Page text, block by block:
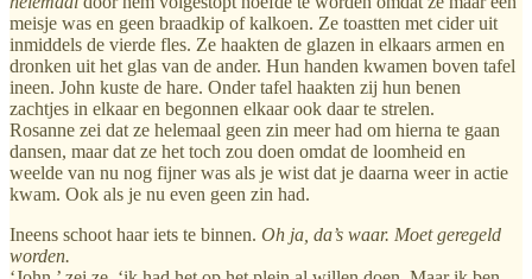
meisje was en geen braadkip of kalkoen. Ze toastten met cider uit
inmiddels de vierde fles. Ze haakten de glazen in elkaars armen en
dronken uit het glas van de ander. Hun handen kwamen boven tafel
ineen. John kuste de hare. Onder tafel haakten zij hun benen
zachtjes in elkaar en begonnen elkaar ook daar te strelen.
Rosanne zei dat ze helemaal geen zin meer had om hierna te gaan
dansen, maar dat ze het toch zou doen omdat de loomheid en
weelde van nu nog fijner was als je wist dat je daarna weer in actie
kwam. Ook als je nu even geen zin had.
Ineens schoot haar iets te binnen. Oh ja, da’s waar. Moet geregeld
worden.